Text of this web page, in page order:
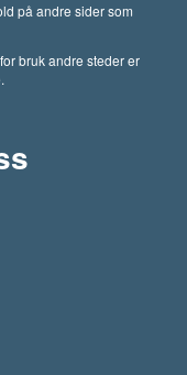
på andre sider som
bruk andre steder er